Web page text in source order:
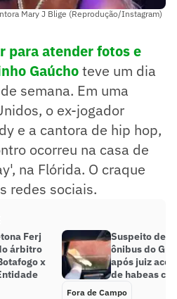
Mary J Blige (Reprodução/Instagram)
para atender fotos e
Gaúchoteve um dia
semana. Em uma
o ex-jogador
e a cantora de hip hop,
ocorreu na casa de
na Flórida. O craque
redes sociais.
Ferj
árbitro
x
Suspeito de
ônibus do
após juiz
de habeas
Fora de Campo